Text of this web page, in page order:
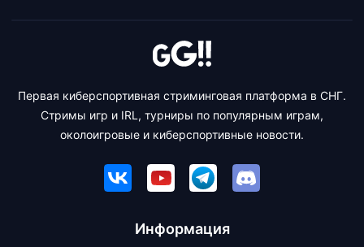
Первая киберспортивная стриминговая платформа в СНГ.
Стримы игр и IRL, турниры по популярным играм,
околоигровые и киберспортивные новости.
Информация